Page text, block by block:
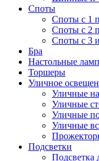
Споты
Споты с 1
Споты с 2
Споты с 3
Бра
Настольные
Торшеры
Уличное
Уличные
Уличные
Уличные
Уличные
Подсветки
Подсветка